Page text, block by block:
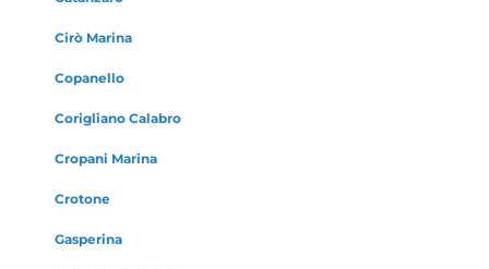
Cirò Marina
Copanello
Corigliano Calabro
Cropani Marina
Crotone
Gasperina